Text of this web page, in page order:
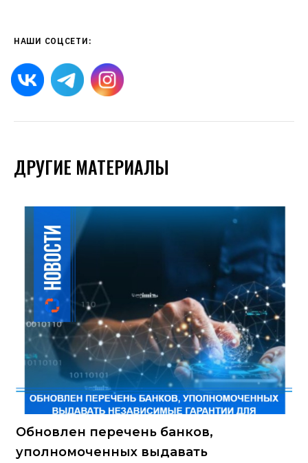
НАШИ СОЦСЕТИ:
ДРУГИЕ МАТЕРИАЛЫ
Обновлен перечень банков,
уполномоченных выдавать